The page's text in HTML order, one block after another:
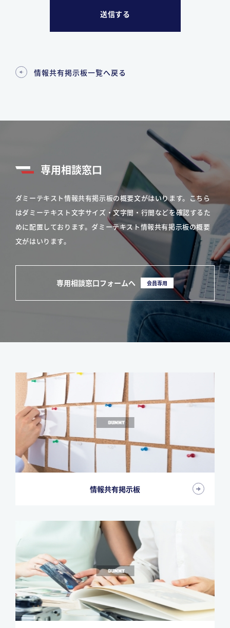
情報共有掲示板一覧へ戻る
専用相談窓口
ダミーテキスト情報共有掲示板の概要文がはいります。こちら
はダミーテキスト文字サイズ・文字間・行間などを確認するた
めに配置しております。ダミーテキスト情報共有掲示板の概要
文がはいります。
専用相談窓口フォームへ 会員専用
情報共有掲示板